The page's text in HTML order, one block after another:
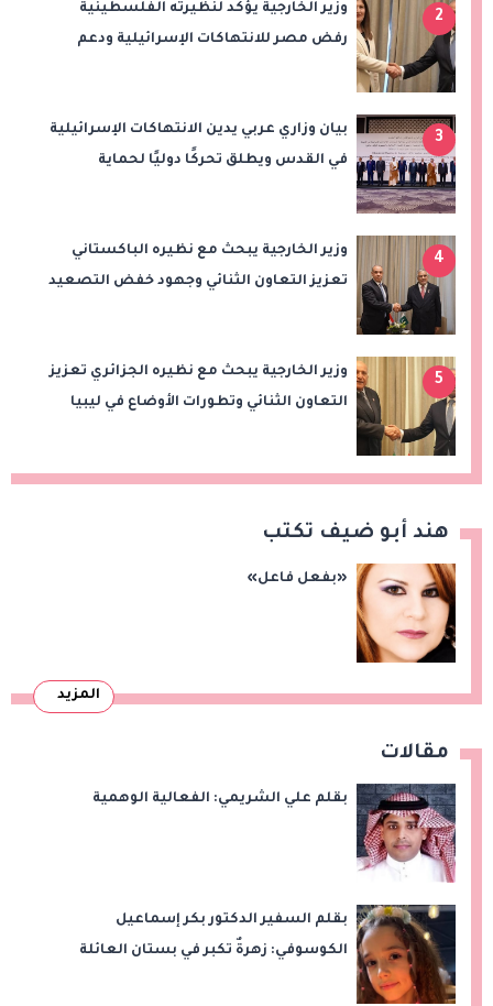
2
وزير الخارجية يؤكد لنظيرته الفلسطينية
رفض مصر للانتهاكات الإسرائيلية ودعم
3
بيان وزاري عربي يدين الانتهاكات الإسرائيلية
في القدس ويطلق تحركًا دوليًا لحماية
4
وزير الخارجية يبحث مع نظيره الباكستاني
تعزيز التعاون الثنائي وجهود خفض التصعيد
5
وزير الخارجية يبحث مع نظيره الجزائري تعزيز
التعاون الثنائي وتطورات الأوضاع في ليبيا
هند أبو ضيف تكتب
«بفعل فاعل»
المزيد
مقالات
بقلم علي الشريمي: الفعالية الوهمية
بقلم السفير الدكتور بكر إسماعيل
الكوسوفي: زهرةٌ تكبر في بستان العائلة